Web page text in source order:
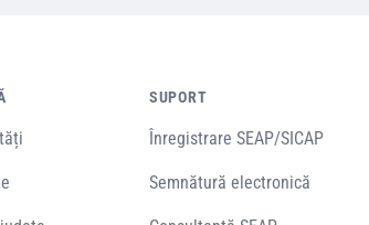
SUPORT
Înregistrare SEAP/SICAP
Semnătură electronică